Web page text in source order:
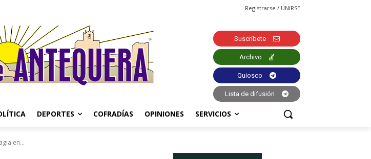
Registrarse / UNIRSE
Suscríbete
Archivo
Quiosco
Lista de difusión
DEPORTES COFRADÍAS OPINIONES SERVICIOS
en...